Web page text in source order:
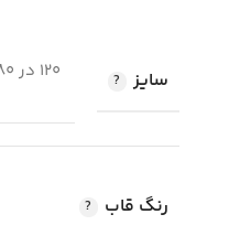
سایز
رنگ قاب